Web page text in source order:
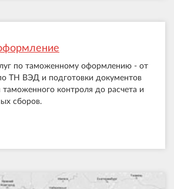
по таможенному оформлению - от
ТН ВЭД и подготовки документов
контроля до расчета и
сборов.